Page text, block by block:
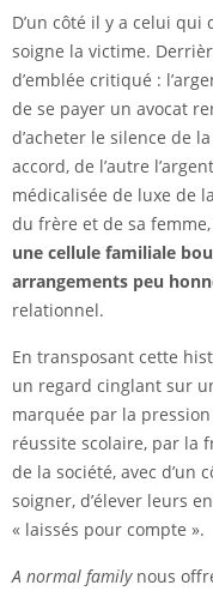
D’un côté il y a celui qui
soigne la victime.
d’emblée critiqué :
de se payer un avocat
d’acheter le silence de
accord, de l’autre
médicalisée de luxe de
du frère et de sa
une cellule familiale
arrangements peu
relationnel.
En transposant cette
un regard cinglant sur
marquée par la
réussite scolaire, par la
de la société, avec d’un
soigner, d’élever leurs
« laissés pour compte ».
A normal familynous